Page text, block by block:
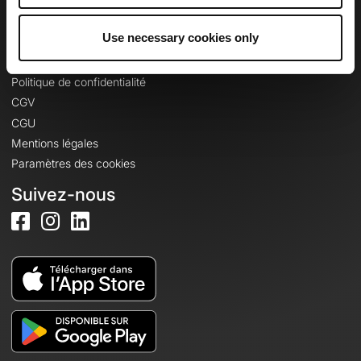
Use necessary cookies only
Se connecter
Informations légales
Politique de confidentialité
CGV
CGU
Mentions légales
Paramètres des cookies
Suivez-nous